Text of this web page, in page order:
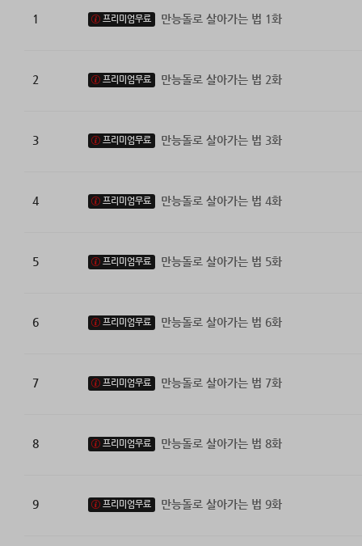
1 프리미엄무료 만능돌로 살아가는 법 1화
2 프리미엄무료 만능돌로 살아가는 법 2화
3 프리미엄무료 만능돌로 살아가는 법 3화
4 프리미엄무료 만능돌로 살아가는 법 4화
5 프리미엄무료 만능돌로 살아가는 법 5화
6 프리미엄무료 만능돌로 살아가는 법 6화
7 프리미엄무료 만능돌로 살아가는 법 7화
8 프리미엄무료 만능돌로 살아가는 법 8화
9 프리미엄무료 만능돌로 살아가는 법 9화